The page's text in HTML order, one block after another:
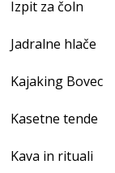
Izpit za čoln
Jadralne hlače
Kajaking Bovec
Kasetne tende
Kava in rituali